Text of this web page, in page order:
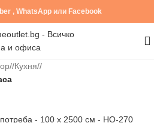
, WhatsApp или Facebook
/ Кухня/